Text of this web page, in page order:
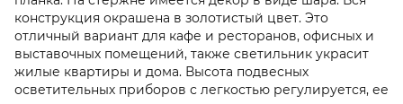
конструкция окрашена в золотистый цвет. Это
отличный вариант для кафе и ресторанов, офисных и
выставочных помещений, также светильник украсит
жилые квартиры и дома. Высота подвесных
осветительных приборов с легкостью регулируется, ее